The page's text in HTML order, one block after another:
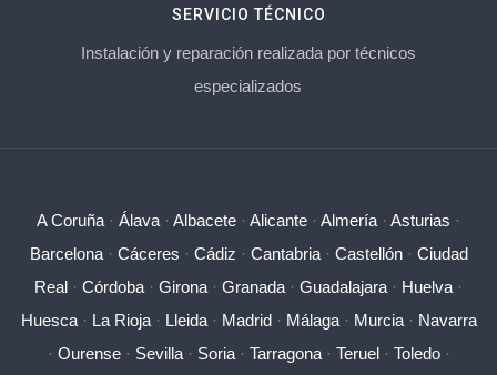
SERVICIO TÉCNICO
Instalación y reparación realizada por técnicos
especializados
A Coruña · Álava · Albacete · Alicante · Almería · Asturias ·
Barcelona· Cáceres · Cádiz · Cantabria· Castellón· Ciudad
Real · Córdoba · Girona · Granada · Guadalajara · Huelva ·
Huesca· La Rioja· Lleida· Madrid· Málaga· Murcia· Navarra
· Ourense· Sevilla· Soria· Tarragona· Teruel· Toledo·